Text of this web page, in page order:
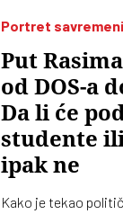
Srbiji. Vučić je
srpskim narodom
Portret
Put
od DOS-a
Da li će
studente
ipak ne
Kako je tekao